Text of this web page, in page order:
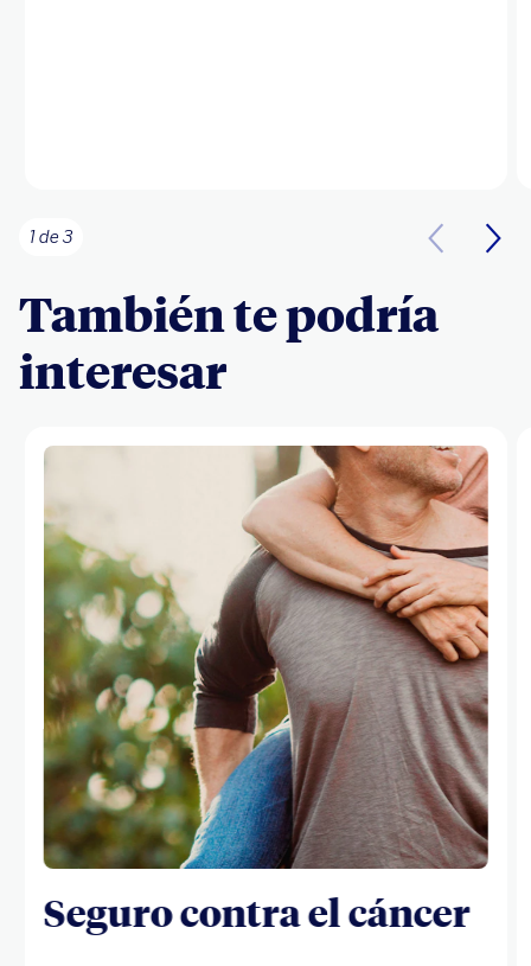
1 de 3
También te podría
interesar
Seguro contra el cáncer